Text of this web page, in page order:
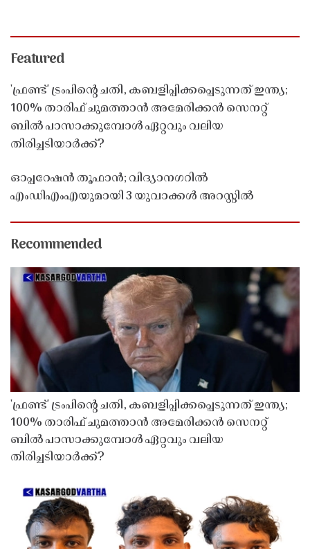
Featured
'ഫ്രണ്ട്' ട്രംപിന്റെ ചതി, കബളിപ്പിക്കപ്പെടുന്നത് ഇന്ത്യ;
100% താരിഫ് ചുമത്താൻ അമേരിക്കൻ സെനറ്റ്
ബിൽ പാസാക്കുമ്പോൾ ഏറ്റവും വലിയ
തിരിച്ചടിയാർക്ക്?
ഓപ്പറേഷൻ തൂഫാൻ; വിദ്യാനഗറിൽ
എംഡിഎംഎയുമായി 3 യുവാക്കൾ അറസ്റ്റിൽ
Recommended
'ഫ്രണ്ട്' ട്രംപിന്റെ ചതി, കബളിപ്പിക്കപ്പെടുന്നത് ഇന്ത്യ;
100% താരിഫ് ചുമത്താൻ അമേരിക്കൻ സെനറ്റ്
ബിൽ പാസാക്കുമ്പോൾ ഏറ്റവും വലിയ
തിരിച്ചടിയാർക്ക്?